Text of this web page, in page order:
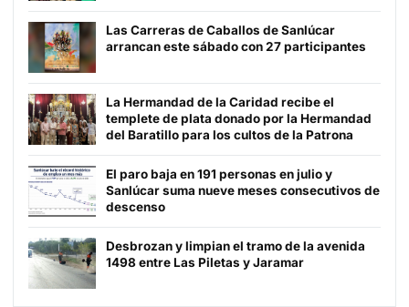
Las Carreras de Caballos de Sanlúcar
arrancan este sábado con 27 participantes
La Hermandad de la Caridad recibe el
templete de plata donado por la Hermandad
del Baratillo para los cultos de la Patrona
El paro baja en 191 personas en julio y
Sanlúcar suma nueve meses consecutivos de
descenso
Desbrozan y limpian el tramo de la avenida
1498 entre Las Piletas y Jaramar